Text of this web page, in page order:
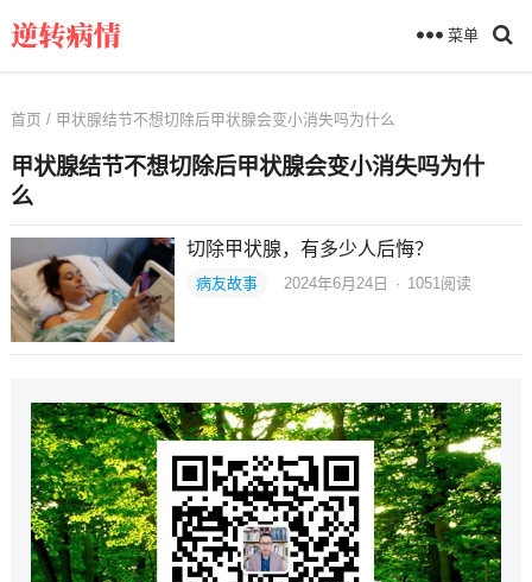
菜单
首页 / 甲状腺结节不想切除后甲状腺会变小消失吗为什么
甲状腺结节不想切除后甲状腺会变小消失吗为什
么
切除甲状腺，有多少人后悔？
病友故事 2024年6月24日 · 1051 阅读